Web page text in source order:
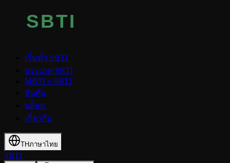
เริ่มทำ SBTI
ประเภท SBTI
MBTI × SBTI
อันดับ
บล็อก
เกี่ยวกับ
THภาษาไทย
SBTI